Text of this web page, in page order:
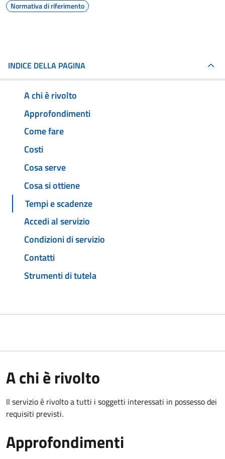
Normativa di riferimento
INDICE DELLA PAGINA
A chi è rivolto
Approfondimenti
Come fare
Costi
Cosa serve
Cosa si ottiene
Tempi e scadenze
Accedi al servizio
Condizioni di servizio
Contatti
Strumenti di tutela
A chi è rivolto
Il servizio è rivolto a tutti i soggetti interessati in possesso dei
requisiti previsti.
Approfondimenti